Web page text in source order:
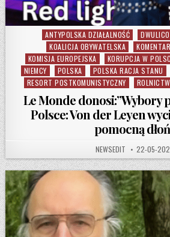
Posted in
ANTYPOLSKA DZIAŁALNOŚĆ
KOALICJA OBYWATELSKA
KOMISJA EUROPEJSKA
KORUPCJA W
NIEMCY
POLSKA POLSKA RACJA STANU
RESORT POSTKOMUNISTYCZNY
Le Monde donosi:”Wybory
Polsce: Von der Leyen
pomocną
AUTHOR:
NEWSEDIT PUBLISHED
22-05-